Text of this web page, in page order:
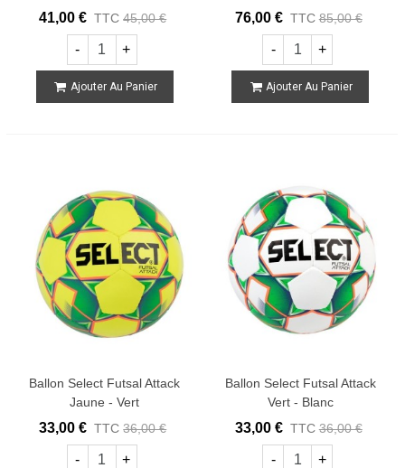
41,00 € TTC 45,00 €
- +
Ajouter Au Panier
76,00 € TTC 85,00 €
- +
Ajouter Au Panier
Ballon Select Futsal Attack
Jaune - Vert
33,00 € TTC 36,00 €
- +
Ballon Select Futsal Attack
Vert - Blanc
33,00 € TTC 36,00 €
- +